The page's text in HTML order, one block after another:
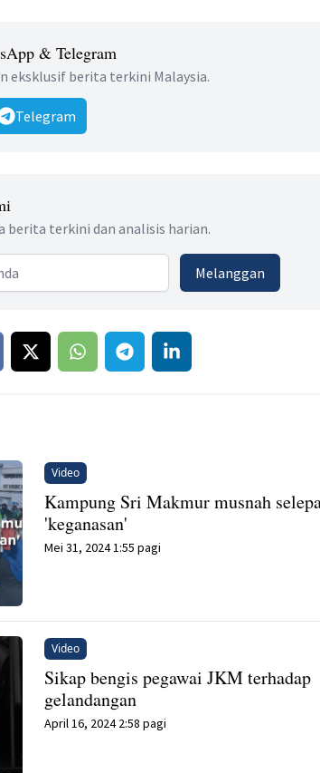
& Telegram
eksklusif berita terkini Malaysia.
Telegram
berita terkini dan analisis harian.
Melanggan
Video
Kampung Sri Makmur musnah
'keganasan'
Mei 31, 2024 1:55 pagi
Video
Sikap bengis pegawai JKM terhadap
gelandangan
April 16, 2024 2:58 pagi